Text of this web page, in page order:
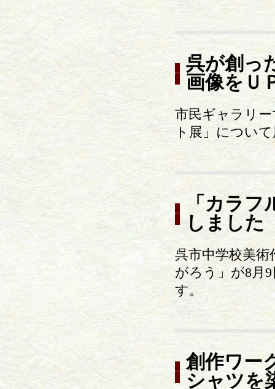
呉が創っ
画像をＵ
市民ギャラリー
ト展」につい
「カラフ
しました
呉市中学校美
がろう」が8月
す。
創作ワー
シャツを